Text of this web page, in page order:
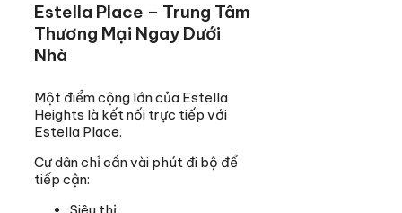
Estella Place – Trung Tâm
Thương Mại Ngay Dưới
Nhà
Một điểm cộng lớn của Estella
Heights là kết nối trực tiếp với
Estella Place.
Cư dân chỉ cần vài phút đi bộ để
tiếp cận:
Siêu thị.